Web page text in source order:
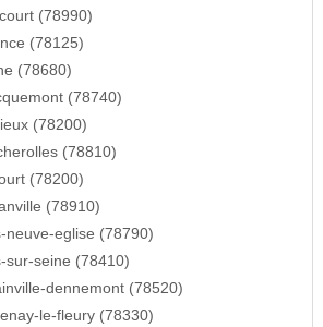
(78990)
(78125)
(78680)
(78740)
(78200)
(78810)
(78200)
(78910)
neuve-eglise (78790)
sur-seine (78410)
dennemont (78520)
le-fleury (78330)